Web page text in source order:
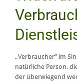
„Verbraucher“ im
natürliche Person,
der überwiegend